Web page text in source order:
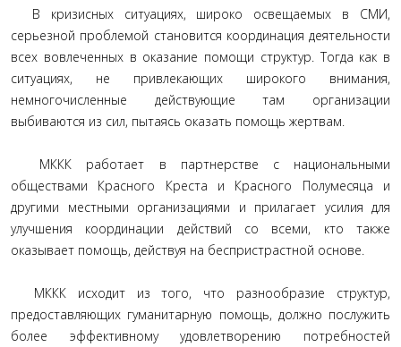
В кризисных ситуациях, широко освещаемых в СМИ,
серьезной проблемой становится координация деятельности
всех вовлеченных в оказание помощи структур. Тогда как в
ситуациях, не привлекающих широкого внимания,
немногочисленные действующие там организации
выбиваются из сил, пытаясь оказать помощь жертвам.
МККК работает в партнерстве с национальными
обществами Красного Креста и Красного Полумесяца и
другими местными организациями и прилагает усилия для
улучшения координации действий со всеми, кто также
оказывает помощь, действуя на беспристрастной основе.
МККК исходит из того, что разнообразие структур,
предоставляющих гуманитарную помощь, должно послужить
более эффективному удовлетворению потребностей